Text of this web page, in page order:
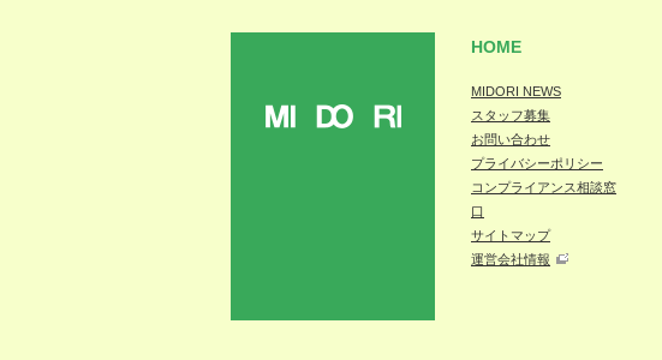
HOME
MIDORI NEWS
スタッフ募集
お問い合わせ
プライバシーポリシー
コンプライアンス相談窓
口
サイトマップ
運営会社情報